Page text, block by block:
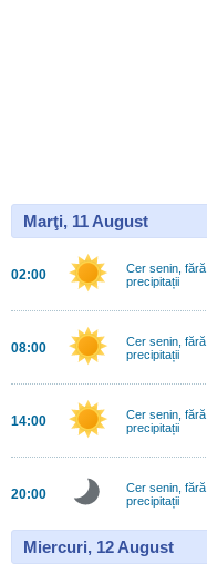
Marţi, 11 August
02:00
Cer senin, fără
precipitații
08:00
Cer senin, fără
precipitații
14:00
Cer senin, fără
precipitații
20:00
Cer senin, fără
precipitații
Miercuri, 12 August